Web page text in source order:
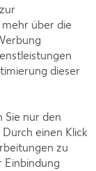
über die
dieser
Sie nur den
einen Klick
zu
Einbindung